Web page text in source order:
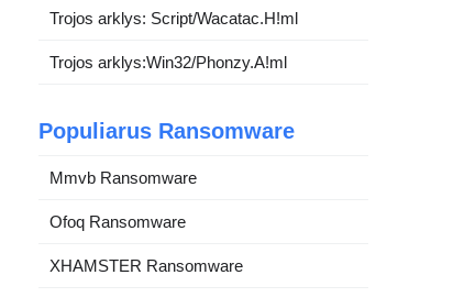
Trojos arklys: Script/Wacatac.H!ml
Trojos arklys:Win32/Phonzy.A!ml
Populiarus Ransomware
Mmvb Ransomware
Ofoq Ransomware
XHAMSTER Ransomware